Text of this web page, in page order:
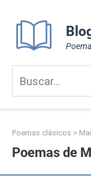
content
Poemas clásicos >
Poemas de